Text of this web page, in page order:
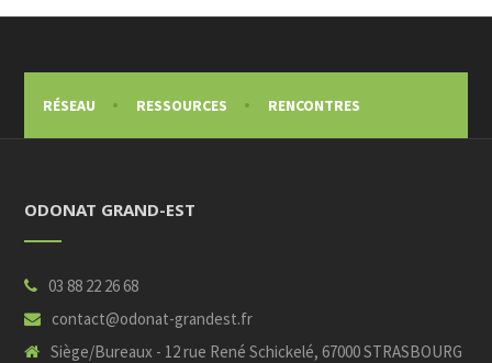
RÉSEAU RESSOURCES RENCONTRES
ODONAT GRAND-EST
03 88 22 26 68
contact@odonat-grandest.fr
Siège/Bureaux - 12 rue René Schickelé, 67000 STRASBOURG